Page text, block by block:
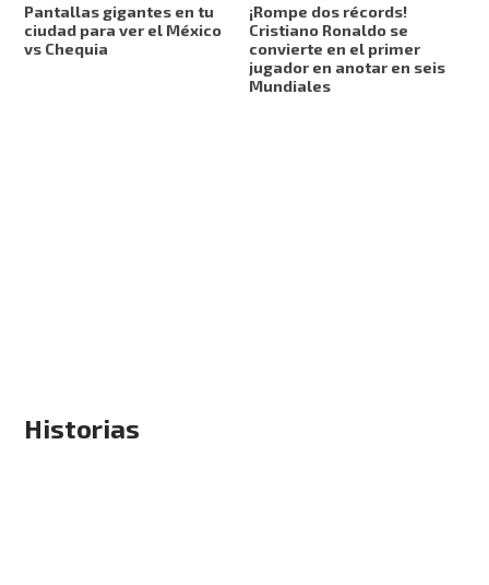
Pantallas gigantes en tu
ciudad para ver el México
vs Chequia
¡Rompe dos récords!
Cristiano Ronaldo se
convierte en el primer
jugador en anotar en seis
Mundiales
Historias